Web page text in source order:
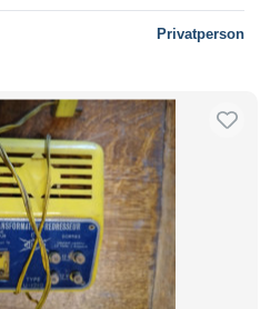
Privatperson